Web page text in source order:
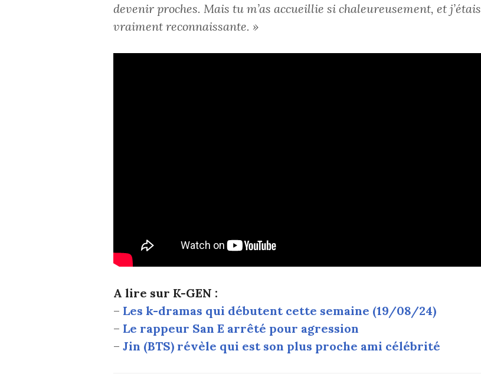
devenir proches. Mais tu m’as accueillie si chaleureusement, et j’étais
vraiment reconnaissante. »
A lire sur K-GEN :
– Les k-dramas qui débutent cette semaine (19/08/24)
– Le rappeur San E arrêté pour agression
– Jin (BTS) révèle qui est son plus proche ami célébrité